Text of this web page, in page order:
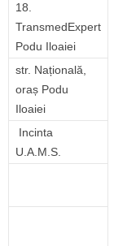
18.
TransmedExpert
Podu Iloaiei
str. Națională,
oraș Podu
Iloaiei
Incinta
U.A.M.S.